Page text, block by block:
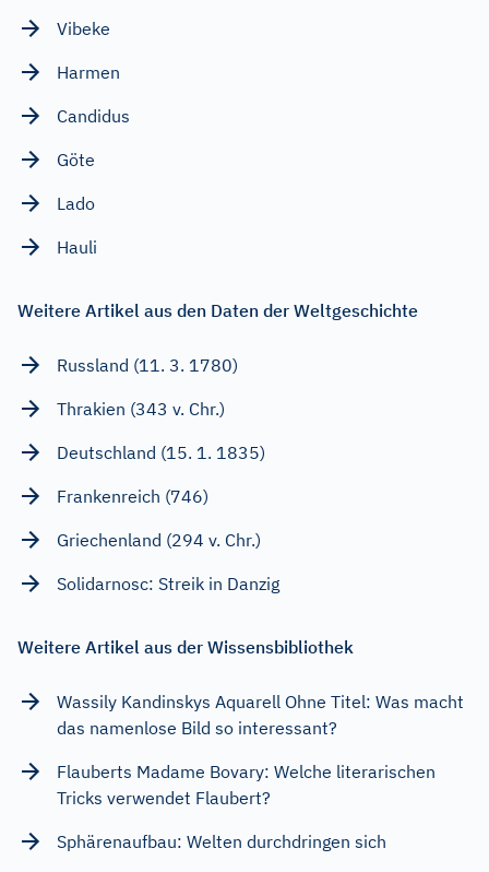
Vibeke
Harmen
Candidus
Göte
Lado
Hauli
Weitere Artikel aus den Daten der Weltgeschichte
Russland (11. 3. 1780)
Thrakien (343 v. Chr.)
Deutschland (15. 1. 1835)
Frankenreich (746)
Griechenland (294 v. Chr.)
Solidarnosc: Streik in Danzig
Weitere Artikel aus der Wissensbibliothek
Wassily Kandinskys Aquarell Ohne Titel: Was macht
das namenlose Bild so interessant?
Flauberts Madame Bovary: Welche literarischen
Tricks verwendet Flaubert?
Sphärenaufbau: Welten durchdringen sich